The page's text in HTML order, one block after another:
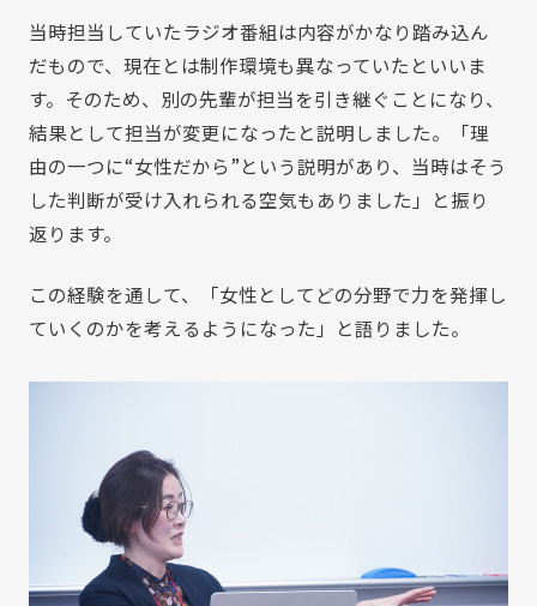
当時担当していたラジオ番組は内容がかなり踏み込ん
だもので、現在とは制作環境も異なっていたといいま
す。そのため、別の先輩が担当を引き継ぐことになり、
結果として担当が変更になったと説明しました。「理
由の一つに“女性だから”という説明があり、当時はそう
した判断が受け入れられる空気もありました」と振り
返ります。
この経験を通して、「女性としてどの分野で力を発揮し
ていくのかを考えるようになった」と語りました。